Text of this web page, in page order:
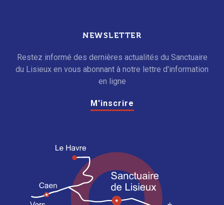
NEWSLETTER
Restez informé des dernières actualités du Sanctuaire
du Lisieux en vous abonnant à notre lettre d'information
en ligne
M'inscrire